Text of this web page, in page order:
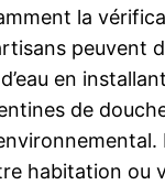
la
en
de
habitation